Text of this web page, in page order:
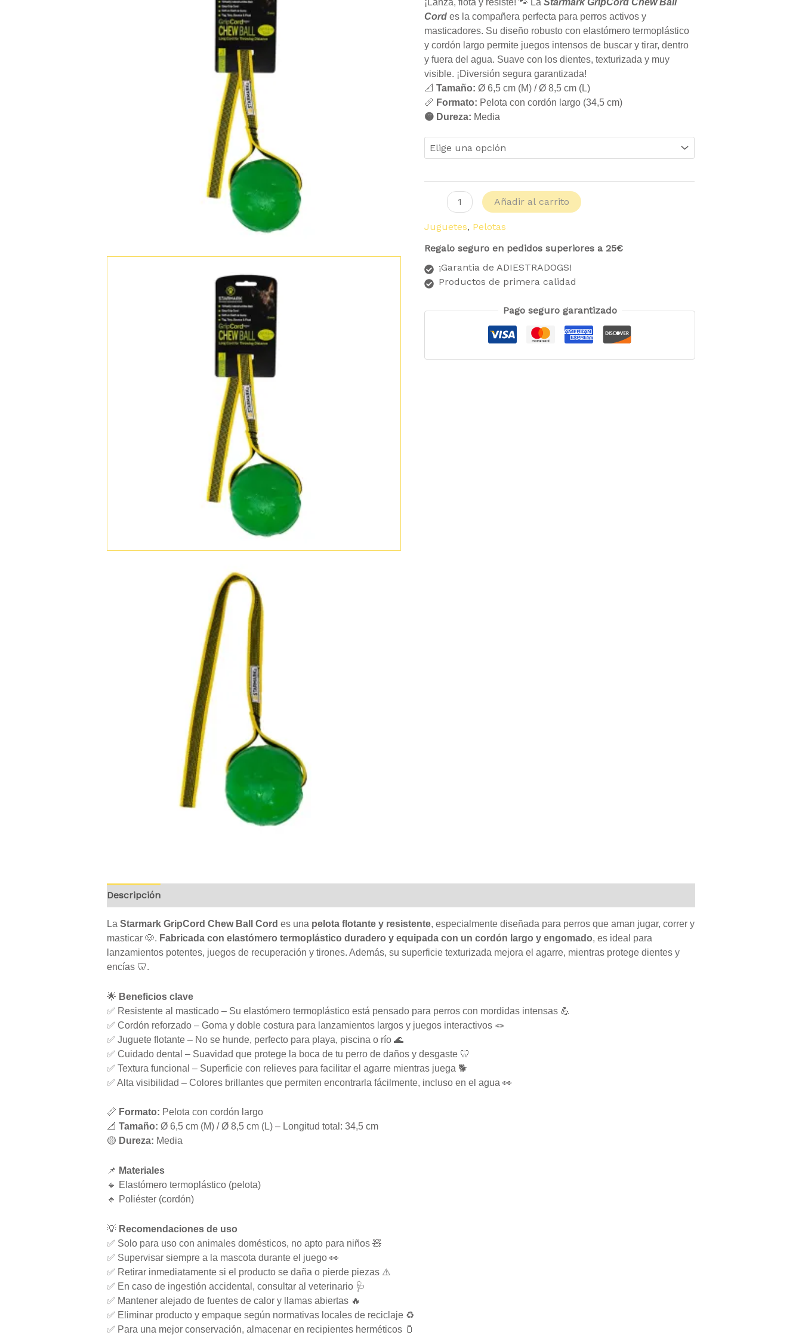
16.50 €
hasta
21.99 €
¡Lanza, flota y resiste! 🐾 LaStarmark GripCord Chew Ball
Cord es la compañera perfecta para perros activos y
masticadores. Su diseño robusto con elastómero termoplástico
y cordón largo permite juegos intensos de buscar y tirar, dentro
y fuera del agua. Suave con los dientes, texturizada y muy
visible. ¡Diversión segura garantizada!
📐 Tamaño: Ø 6,5 cm (M) / Ø 8,5 cm (L)
📏 Formato: Pelota con cordón largo (34,5 cm)
🟡 Dureza: Media
Cord
cantidad
Añadir al carrito
Juguetes, Pelotas
Regalo seguro en pedidos superiores a 25€
¡Garantia de ADIESTRADOGS!
Productos de primera calidad
Pago seguro garantizado
Descripción
La Starmark GripCord Chew Ball Cord es una pelota flotante y resistente, especialmente diseñada para perros que aman jugar, correr y
masticar 🐶. Fabricada con elastómero termoplástico duradero y equipada con un cordón largo y engomado, es ideal para
lanzamientos potentes, juegos de recuperación y tirones. Además, su superficie texturizada mejora el agarre, mientras protege dientes y
encías 🦷.
🌟 Beneficios clave
✅ Resistente al masticado – Su elastómero termoplástico está pensado para perros con mordidas intensas 💪
✅ Cordón reforzado – Goma y doble costura para lanzamientos largos y juegos interactivos 🪢
✅ Juguete flotante – No se hunde, perfecto para playa, piscina o río 🌊
✅ Cuidado dental – Suavidad que protege la boca de tu perro de daños y desgaste 🦷
✅ Textura funcional – Superficie con relieves para facilitar el agarre mientras juega 🐕
✅ Alta visibilidad – Colores brillantes que permiten encontrarla fácilmente, incluso en el agua 👀
📏 Formato: Pelota con cordón largo
📐 Tamaño: Ø 6,5 cm (M) / Ø 8,5 cm (L) – Longitud total: 34,5 cm
🟡 Dureza: Media
📌 Materiales
🔹 Elastómero termoplástico (pelota)
🔹 Poliéster (cordón)
💡 Recomendaciones de uso
✅ Solo para uso con animales domésticos, no apto para niños 🧸
✅ Supervisar siempre a la mascota durante el juego 👀
✅ Retirar inmediatamente si el producto se daña o pierde piezas ⚠️
✅ En caso de ingestión accidental, consultar al veterinario 🩺
✅ Mantener alejado de fuentes de calor y llamas abiertas 🔥
✅ Eliminar producto y empaque según normativas locales de reciclaje ♻️
✅ Para una mejor conservación, almacenar en recipientes herméticos 🫙